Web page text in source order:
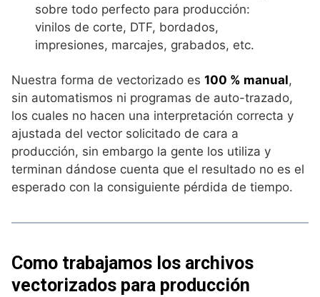
sobre todo perfecto para producción:
vinilos de corte, DTF, bordados,
impresiones, marcajes, grabados, etc.
Nuestra forma de vectorizado es 100 % manual,
sin automatismos ni programas de auto-trazado,
los cuales no hacen una interpretación correcta y
ajustada del vector solicitado de cara a
producción, sin embargo la gente los utiliza y
terminan dándose cuenta que el resultado no es el
esperado con la consiguiente pérdida de tiempo.
Como trabajamos los archivos
vectorizados para producción